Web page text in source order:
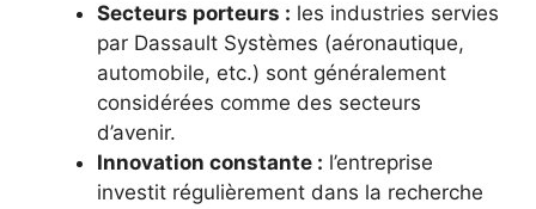
Secteurs porteurs : les industries servies
par Dassault Systèmes (aéronautique,
automobile, etc.) sont généralement
considérées comme des secteurs
d’avenir.
Innovation constante : l’entreprise
investit régulièrement dans la recherche